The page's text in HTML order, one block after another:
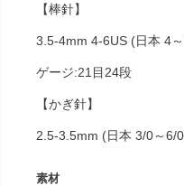
【棒針】
3.5-4mm 4-6US (日本 4
ゲージ:21目24段
【かぎ針】
2.5-3.5mm (日本 3/0～6/
素材